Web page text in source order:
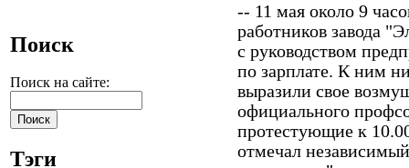
Поиск
Поиск на сайте:
Тэги
-- 11 мая около 9
работников завода
с руководством
по зарплате. К ним
выразили свое
официального
протестующие к
отмечал